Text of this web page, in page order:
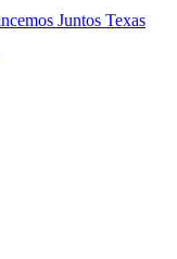
Juntos Texas